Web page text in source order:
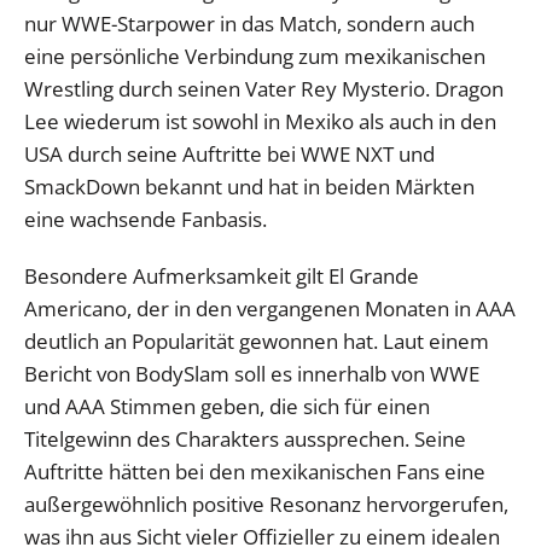
nur WWE-Starpower in das Match, sondern auch
eine persönliche Verbindung zum mexikanischen
Wrestling durch seinen Vater Rey Mysterio. Dragon
Lee wiederum ist sowohl in Mexiko als auch in den
USA durch seine Auftritte bei WWE NXT und
SmackDown bekannt und hat in beiden Märkten
eine wachsende Fanbasis.
Besondere Aufmerksamkeit gilt El Grande
Americano, der in den vergangenen Monaten in AAA
deutlich an Popularität gewonnen hat. Laut einem
Bericht von BodySlam soll es innerhalb von WWE
und AAA Stimmen geben, die sich für einen
Titelgewinn des Charakters aussprechen. Seine
Auftritte hätten bei den mexikanischen Fans eine
außergewöhnlich positive Resonanz hervorgerufen,
was ihn aus Sicht vieler Offizieller zu einem idealen